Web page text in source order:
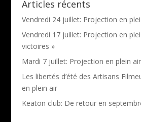
Articles récents
Vendredi 24 juillet: Projection en
Vendredi 17 juillet: Projection en
victoires »
Mardi 7 juillet: Projection en plein
Les libertés d’été des Artisans
en plein air
Keaton club: De retour en